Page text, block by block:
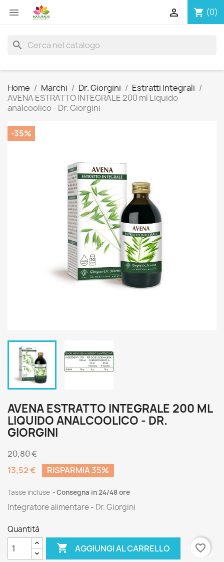
 shopping_cart (0)

search
Home Marchi Dr. Giorgini
Estratti Integrali
AVENA ESTRATTO INTEGRALE 200 ml Liquido
analcoolico - Dr. Giorgini
-35%
AVENA ESTRATTO INTEGRALE 200 ML
LIQUIDO ANALCOOLICO - DR.
GIORGINI
20,80 €
13,52 €
RISPARMIA 35%
Tasse incluse Consegna in 24/48 ore
Integratore alimentare - Dr. Giorgini
Quantità
 AGGIUNGI AL CARRELLO
favorite_border